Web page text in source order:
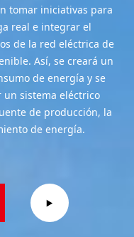
tomar iniciativas para
real e integrar el
de la red eléctrica de
Así, se creará un
de energía y se
sistema eléctrico
de producción, la
de energía.